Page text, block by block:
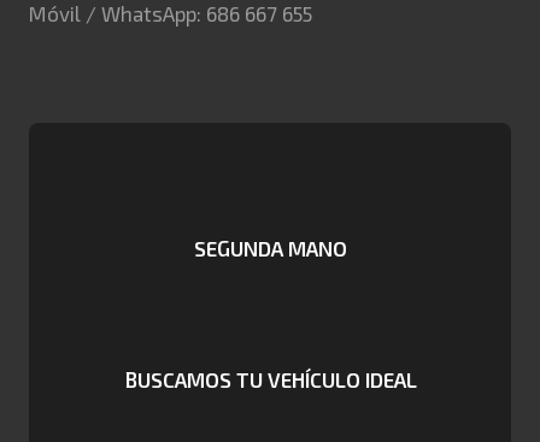
Móvil / WhatsApp: 686 667 655
SEGUNDA MANO
BUSCAMOS TU VEHÍCULO IDEAL